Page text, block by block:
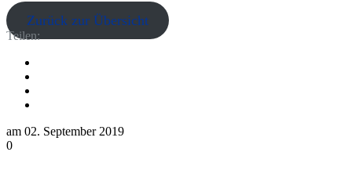
Zurück zur Übersicht
Teilen:
am 02. September 2019
0